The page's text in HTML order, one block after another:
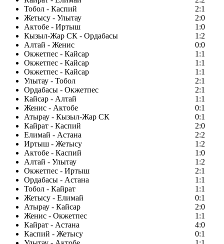
Тобол - Каспий
2:1
Жетысу - Улытау
2:0
Актобе - Иртыш
1:0
Кызыл-Жар СК - Ордабасы
1:2
Алтай - Женис
0:0
Окжетпес - Кайсар
1:1
Окжетпес - Кайсар
1:1
Окжетпес - Кайсар
1:1
Улытау - Тобол
2:1
Ордабасы - Окжетпес
2:1
Кайсар - Алтай
1:1
Женис - Актобе
0:1
Атырау - Кызыл-Жар СК
0:1
Кайрат - Каспий
2:0
Елимай - Астана
2:2
Иртыш - Жетысу
1:2
Актобе - Каспий
1:0
Алтай - Улытау
1:2
Окжетпес - Иртыш
2:1
Ордабасы - Астана
1:1
Тобол - Кайрат
1:1
Жетысу - Елимай
0:1
Атырау - Кайсар
2:0
Женис - Окжетпес
1:1
Кайрат - Астана
4:0
Каспий - Жетысу
0:1